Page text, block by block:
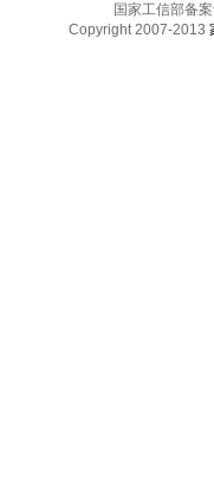
国家工信部备
Copyright 2007-2013